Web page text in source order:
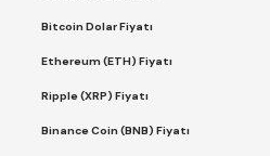
Bitcoin Dolar Fiyatı
Ethereum (ETH) Fiyatı
Ripple (XRP) Fiyatı
Binance Coin (BNB) Fiyatı